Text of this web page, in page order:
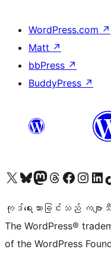
WordPress.com ↗
Matt ↗
bbPress ↗
BuddyPress ↗
ကျွန်ုပ်တို့၏ X (ယခင် Twitter) အကောင့်သို့ သွားရောက်ကြည့်ရှုပါကျွန်ုပ်တို့၏ Bluesky အကောင့်သို့ ဝင်ရောက်ကြည့်ရှုရန်
ကျွန်ုပ်တို့၏ Mastodon အကောင့်သို့ သွားရောက်ကြည့်ရှုပါကျွန်ုပ်တို့၏ Threads အကောင့်သို့ ဝင်ရောက်ကြည့်ရှုရန်
ကျွန်ုပ်တို့၏ Facebook စာမျက်နှာသို့ သွားရောက်ကြည့်ရှုပါကျွန်ုပ်တို့၏ Instagram အကောင့်သို့ သွားရောက်ကြည့်ရှုပါ ကျွန်ုပ်တို့၏ LinkedIn အကောင့်သို့ သွားရောက်ကြည့်ရှုပါကျွန်ု
ကုဒ်ရေးသားခြင်းသည် ကဗျ
The WordPress®
of the WordPress